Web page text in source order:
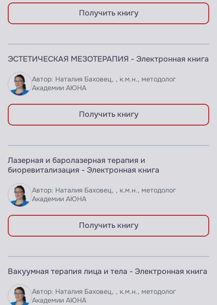
Получить книгу
ЭСТЕТИЧЕСКАЯ МЕЗОТЕРАПИЯ - Электронная книга
Автор: Наталия Баховец, , к.м.н., методолог
Академии АЮНА
Получить книгу
Доступно по подписке
Лазерная и баролазерная терапия и
биоревитализация - Электронная книга
Автор: Наталия Баховец, , к.м.н., методолог
Академии АЮНА
Получить книгу
Доступно по подписке
Вакуумная терапия лица и тела - Электронная книга
Автор: Наталия Баховец, , к.м.н., методолог
Академии АЮНА